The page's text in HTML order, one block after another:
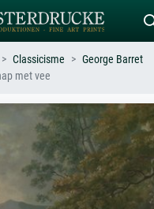
of stijl – bijv.
Beschrijf de
weide, abstract
olieverfschilderij,
een
Classicisme
George Barret
met vee